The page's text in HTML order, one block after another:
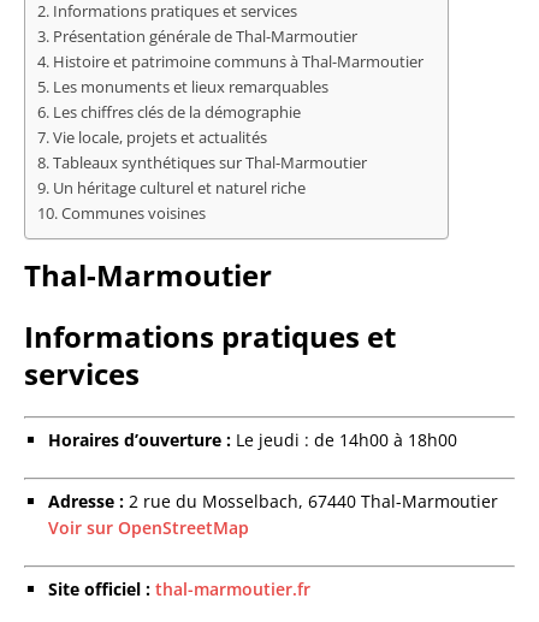
Informations pratiques et services
Présentation générale de Thal-Marmoutier
Histoire et patrimoine communs à Thal-Marmoutier
Les monuments et lieux remarquables
Les chiffres clés de la démographie
Vie locale, projets et actualités
Tableaux synthétiques sur Thal-Marmoutier
Un héritage culturel et naturel riche
Communes voisines
Thal-Marmoutier
Informations pratiques et
services
Horaires d’ouverture : Le jeudi : de 14h00 à 18h00
Adresse : 2 rue du Mosselbach, 67440 Thal-Marmoutier
Voir sur OpenStreetMap
Site officiel : thal-marmoutier.fr